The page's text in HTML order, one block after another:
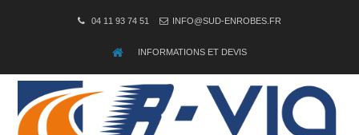
04 11 93 74 51 INFO@SUD-ENROBES.FR
INFORMATIONS ET DEVIS